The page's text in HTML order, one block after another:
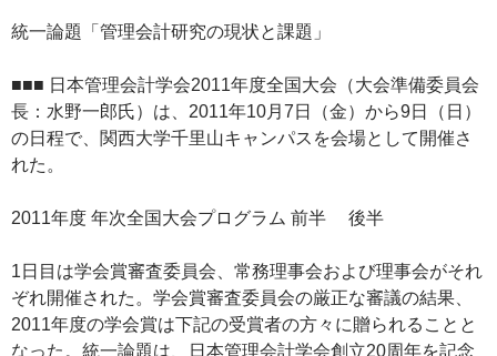
統一論題「管理会計研究の現状と課題」
■■■ 日本管理会計学会2011年度全国大会（大会準備委員会
長：水野一郎氏）は、2011年10月7日（金）から9日（日）
の日程で、関西大学千里山キャンパスを会場として開催さ
れた。
2011年度 年次全国大会プログラム 前半 後半
1日目は学会賞審査委員会、常務理事会および理事会がそれ
ぞれ開催された。学会賞審査委員会の厳正な審議の結果、
2011年度の学会賞は下記の受賞者の方々に贈られることと
なった。統一論題は、日本管理会計学会創立20周年を記念